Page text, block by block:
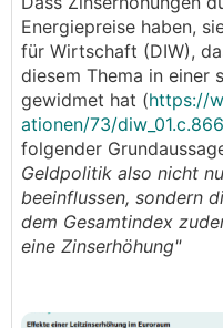
Energiepreise haben,
für Wirtschaft (DIW),
diesem Thema in einer
gewidmet hat (https://
ationen/73/
folgender
Geldpolitik also nicht
beeinflussen, sondern
dem Gesamtindex
eine Zinserhöhung"